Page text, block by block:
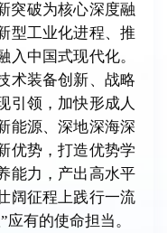
突破为核心深度融
型工业化进程、推
入中国式现代化。
术装备创新、战略
引领，加快形成人
能源、深地深海深
优势，打造优势学
能力，产出高水平
阔征程上践行一流
有的使命担当。